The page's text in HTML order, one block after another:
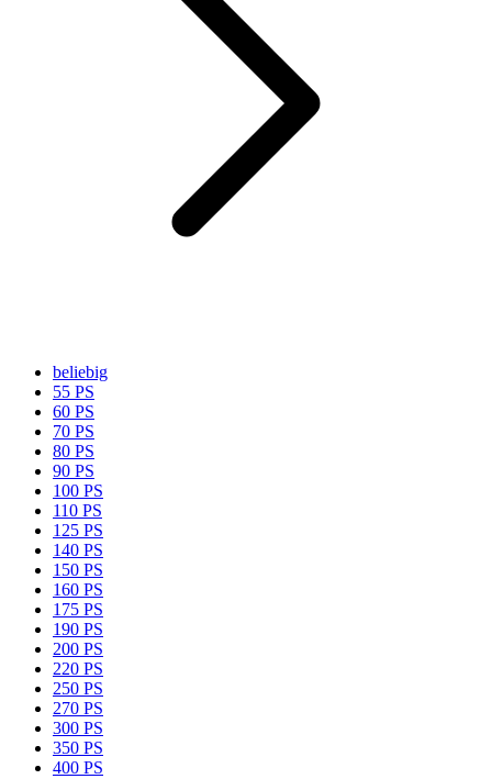
beliebig
55 PS
60 PS
70 PS
80 PS
90 PS
100 PS
110 PS
125 PS
140 PS
150 PS
160 PS
175 PS
190 PS
200 PS
220 PS
250 PS
270 PS
300 PS
350 PS
400 PS